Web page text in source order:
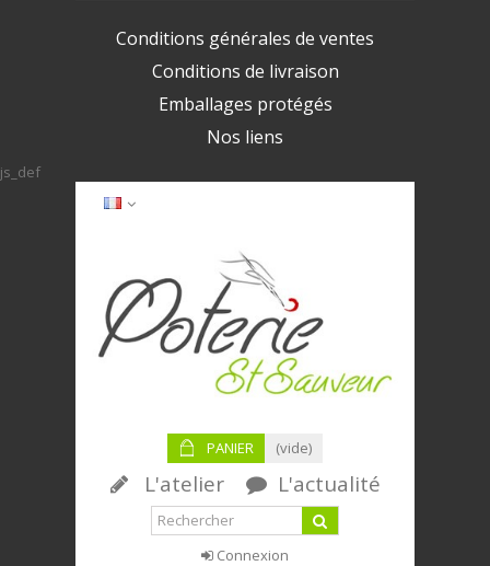
Conditions générales de ventes
Conditions de livraison
Emballages protégés
Nos liens
js_def
PANIER (vide)
L'atelier L'actualité
Connexion